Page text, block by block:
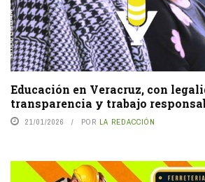
Educación en Veracruz, con
transparencia y trabajo
21/01/2026 POR LA REDACCIÓN